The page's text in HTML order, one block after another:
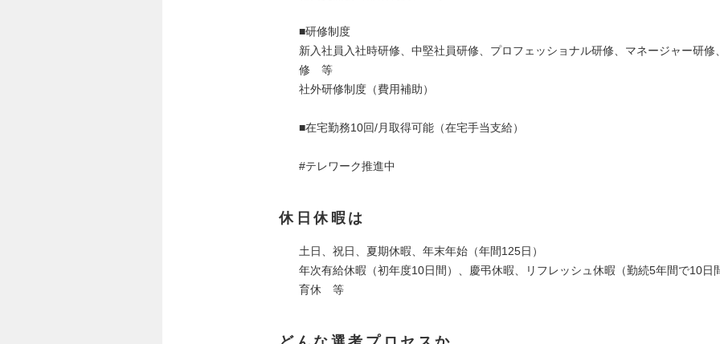
■研修制度
新入社員入社時研修、中堅社員研修、プロフェッショナル研修、マネージャー研修
修 等
社外研修制度（費用補助）
■在宅勤務10回/月取得可能（在宅手当支給）
#テレワーク推進中
休日休暇は
土日、祝日、夏期休暇、年末年始（年間125日）
年次有給休暇（初年度10日間）、慶弔休暇、リフレッシュ休暇（勤続5年間で10日
育休 等